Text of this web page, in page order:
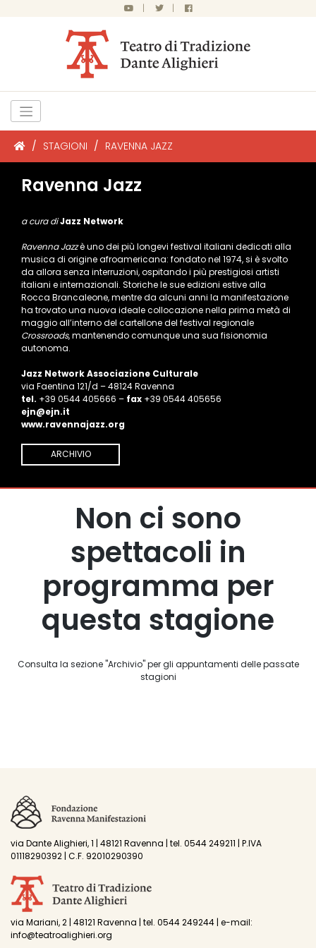
| |
/ STAGIONI / RAVENNA JAZZ
Ravenna Jazz
a cura diJazz Network
Ravenna Jazzè uno dei più longevi festival italiani dedicati alla
musica di origine afroamericana: fondato nel 1974, si è svolto
da allora senza interruzioni, ospitando i più prestigiosi artisti
italiani e internazionali. Storiche le sue edizioni estive alla
Rocca Brancaleone, mentre da alcuni anni la manifestazione
ha trovato una nuova ideale collocazione nella prima metà di
maggio all’interno del cartellone del festival regionale
Crossroads, mantenendo comunque una sua fisionomia
autonoma.
Jazz Network Associazione Culturale
via Faentina 121/d – 48124 Ravenna
tel. +39 0544 405666 – fax +39 0544 405656
ejn@ejn.it
www.ravennajazz.org
ARCHIVIO
Non ci sono
spettacoli in
programma per
questa stagione
Consulta la sezione "Archivio" per gli appuntamenti delle passate
stagioni
via Dante Alighieri, 1 | 48121 Ravenna | tel. 0544 249211 | P.IVA
01118290392 | C.F. 92010290390
via Mariani, 2 | 48121 Ravenna | tel. 0544 249244 | e-mail:
info@teatroalighieri.org